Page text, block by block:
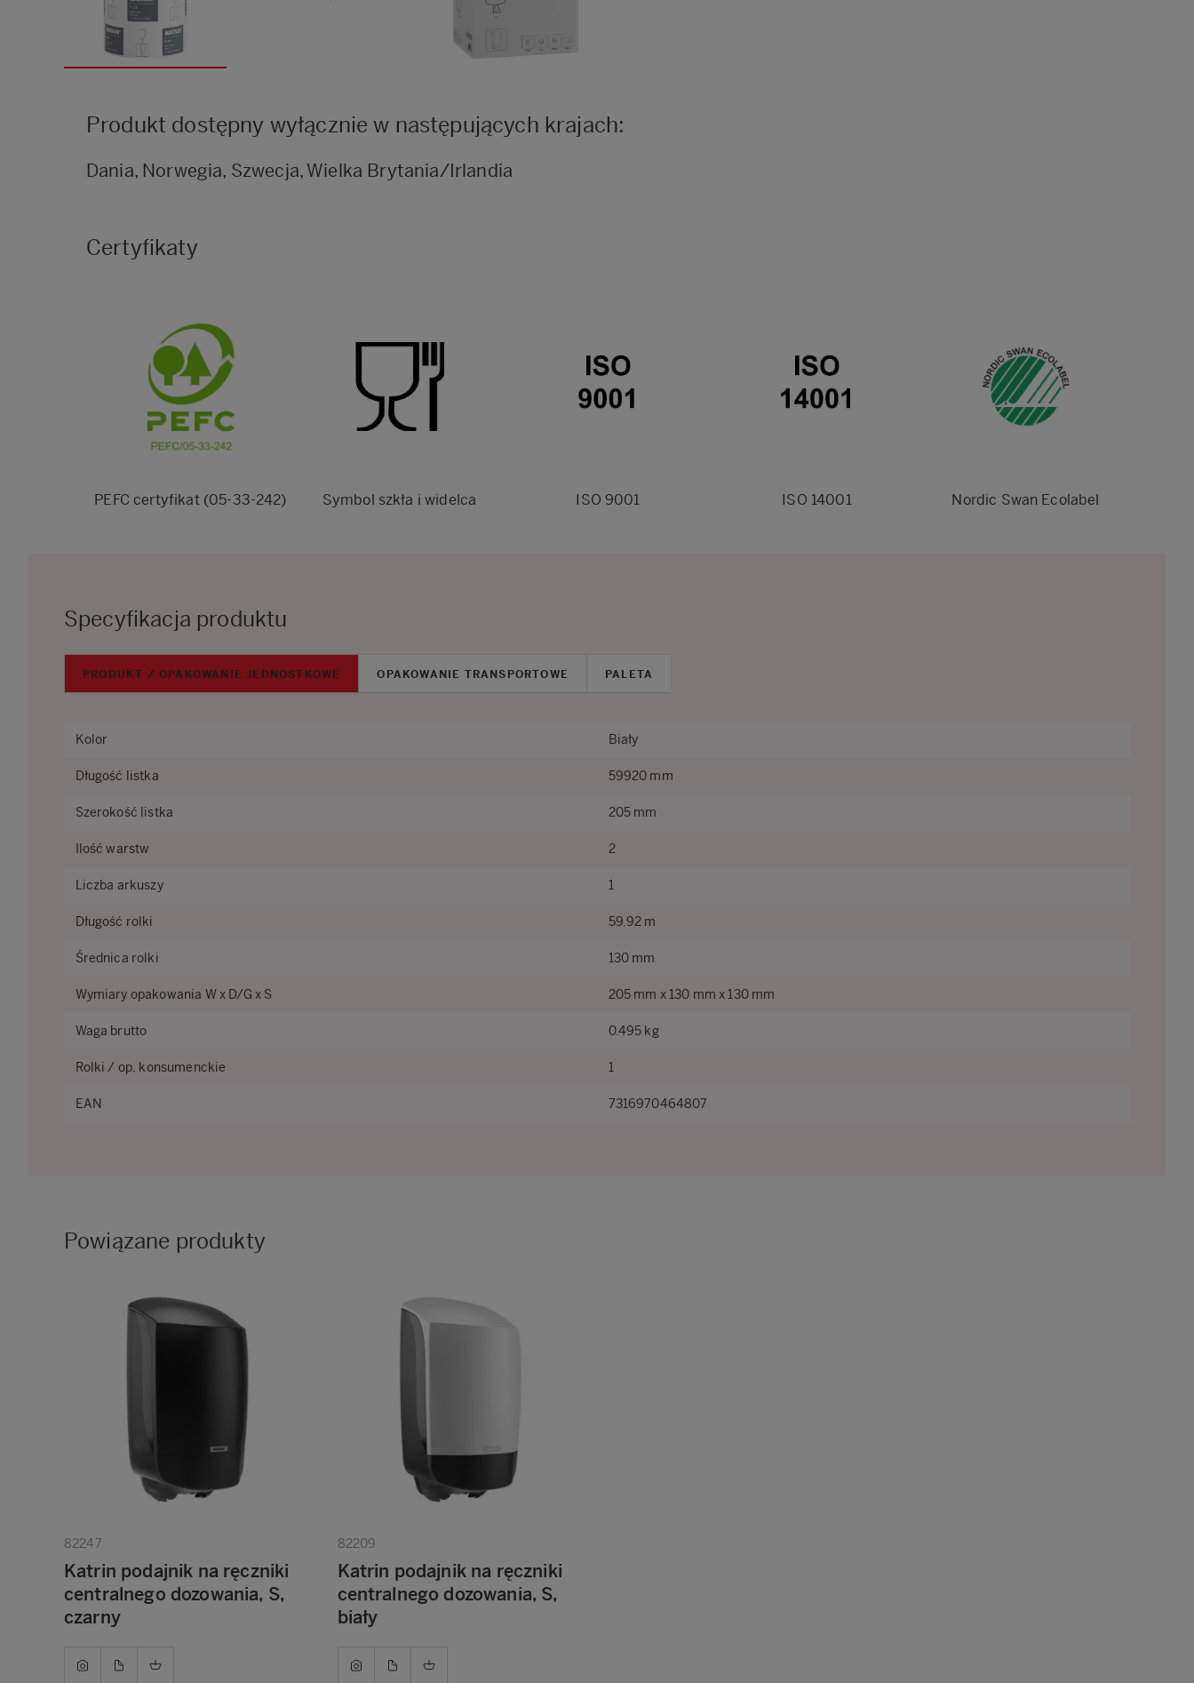
Produkt dostępny wyłącznie w następujących krajach:
Dania, Norwegia, Szwecja, Wielka Brytania/Irlandia
Certyfikaty
PEFC certyfikat (05-33-242) Symbol szkła i widelca ISO 9001 ISO 14001 Nordic Swan Ecolabel
Specyfikacja produktu
PRODUKT / OPAKOWANIE JEDNOSTKOWE OPAKOWANIE TRANSPORTOWE PALETA
Kolor Biały
Długość listka 59920 mm
Szerokość listka 205 mm
Ilość warstw 2
Liczba arkuszy 1
Długość rolki 59.92 m
Średnica rolki 130 mm
Wymiary opakowania W x D/G x S 205 mm x 130 mm x 130 mm
Waga brutto 0.495 kg
Rolki / op. konsumenckie 1
EAN 7316970464807
Powiązane produkty
82247
Katrin podajnik na ręczniki
centralnego dozowania, S,
czarny
82209
Katrin podajnik na ręczniki
centralnego dozowania, S,
biały